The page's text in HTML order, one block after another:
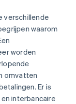
verschillende
waarom
worden
omvatten
Er is
interbancaire